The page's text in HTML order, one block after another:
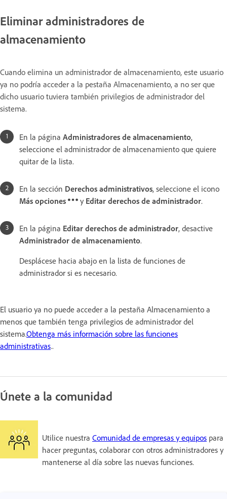
Eliminar administradores de
almacenamiento
Cuando elimina un administrador de almacenamiento, este usuario
ya no podría acceder a la pestaña Almacenamiento, a no ser que
dicho usuario tuviera también privilegios de administrador del
sistema.
En la página Administradores de almacenamiento,
seleccione el administrador de almacenamiento que quiere
quitar de la lista.
En la sección Derechos administrativos, seleccione el icono
Más opciones
y Editar derechos de administrador.
En la página Editar derechos de administrador, desactive
Administrador de almacenamiento.
Desplácese hacia abajo en la lista de funciones de
administrador si es necesario.
El usuario ya no puede acceder a la pestaña Almacenamiento a
menos que también tenga privilegios de administrador del
sistema.Obtenga más información sobre las funciones
administrativas..
Únete a la comunidad
Utilice nuestra Comunidad de empresas y equipos para
hacer preguntas, colaborar con otros administradores y
mantenerse al día sobre las nuevas funciones.